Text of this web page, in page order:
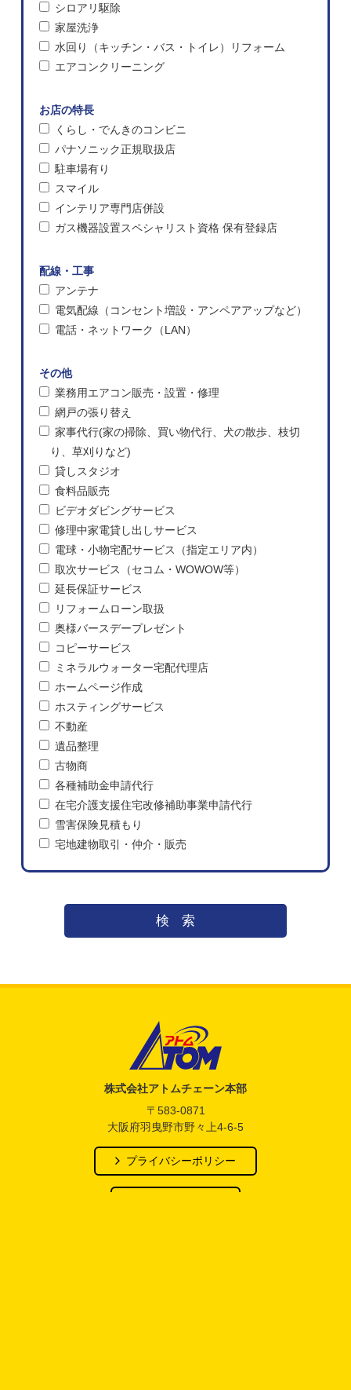
シロアリ駆除
家屋洗浄
水回り（キッチン・バス・トイレ）リフォーム
エアコンクリーニング
お店の特長
くらし・でんきのコンビニ
パナソニック正規取扱店
駐車場有り
スマイル
インテリア専門店併設
ガス機器設置スペシャリスト資格 保有登録店
配線・工事
アンテナ
電気配線（コンセント増設・アンペアアップなど）
電話・ネットワーク（LAN）
その他
業務用エアコン販売・設置・修理
網戸の張り替え
家事代行(家の掃除、買い物代行、犬の散歩、枝切
り、草刈りなど)
貸しスタジオ
食料品販売
ビデオダビングサービス
修理中家電貸し出しサービス
電球・小物宅配サービス（指定エリア内）
取次サービス（セコム・WOWOW等）
延長保証サービス
リフォームローン取扱
奥様バースデープレゼント
コピーサービス
ミネラルウォーター宅配代理店
ホームページ作成
ホスティングサービス
不動産
遺品整理
古物商
各種補助金申請代行
在宅介護支援住宅改修補助事業申請代行
雪害保険見積もり
宅地建物取引・仲介・販売
検索
株式会社アトムチェーン本部
〒583-0871
大阪府羽曳野市野々上4-6-5
プライバシーポリシー